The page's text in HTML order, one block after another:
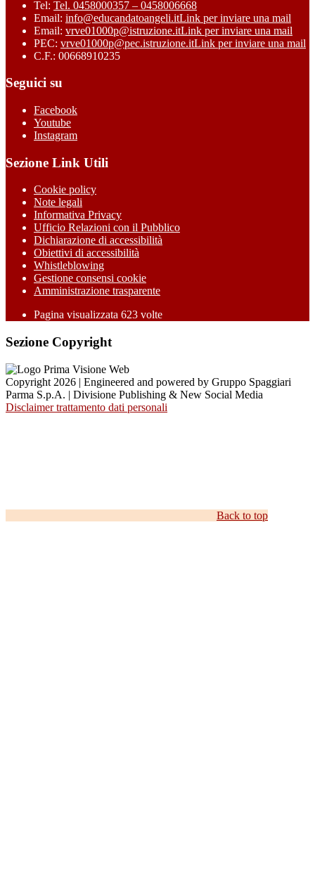
Tel: Tel. 0458000357 – 0458006668
Email: info@educandatoangeli.itLink per inviare una mail
Email: vrve01000p@istruzione.itLink per inviare una mail
PEC: vrve01000p@pec.istruzione.itLink per inviare una mail
C.F.: 00668910235
Seguici su
Facebook
Youtube
Instagram
Sezione Link Utili
Cookie policy
Note legali
Informativa Privacy
Ufficio Relazioni con il Pubblico
Dichiarazione di accessibilità
Obiettivi di accessibilità
Whistleblowing
Gestione consensi cookie
Amministrazione trasparente
Pagina visualizzata 623 volte
Sezione Copyright
Copyright 2026 | Engineered and powered by Gruppo Spaggiari
Parma S.p.A. | Divisione Publishing & New Social Media
Disclaimer trattamento dati personali
Back to top